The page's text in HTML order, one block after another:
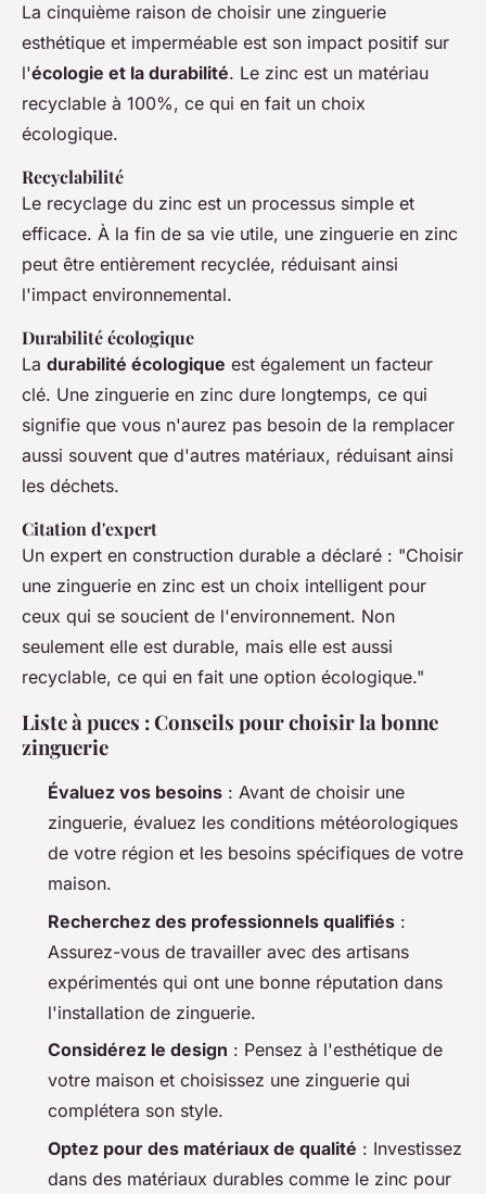
La cinquième raison de choisir une zinguerie
esthétique et imperméable est son impact positif sur
l'écologie et la durabilité. Le zinc est un matériau
recyclable à 100%, ce qui en fait un choix
écologique.
Recyclabilité
Le recyclage du zinc est un processus simple et
efficace. À la fin de sa vie utile, une zinguerie en zinc
peut être entièrement recyclée, réduisant ainsi
l'impact environnemental.
Durabilité écologique
La durabilité écologique est également un facteur
clé. Une zinguerie en zinc dure longtemps, ce qui
signifie que vous n'aurez pas besoin de la remplacer
aussi souvent que d'autres matériaux, réduisant ainsi
les déchets.
Citation d'expert
Un expert en construction durable a déclaré : "Choisir
une zinguerie en zinc est un choix intelligent pour
ceux qui se soucient de l'environnement. Non
seulement elle est durable, mais elle est aussi
recyclable, ce qui en fait une option écologique."
Liste à puces : Conseils pour choisir la bonne
zinguerie
Évaluez vos besoins : Avant de choisir une
zinguerie, évaluez les conditions météorologiques
de votre région et les besoins spécifiques de votre
maison.
Recherchez des professionnels qualifiés :
Assurez-vous de travailler avec des artisans
expérimentés qui ont une bonne réputation dans
l'installation de zinguerie.
Considérez le design : Pensez à l'esthétique de
votre maison et choisissez une zinguerie qui
complétera son style.
Optez pour des matériaux de qualité : Investissez
dans des matériaux durables comme le zinc pour